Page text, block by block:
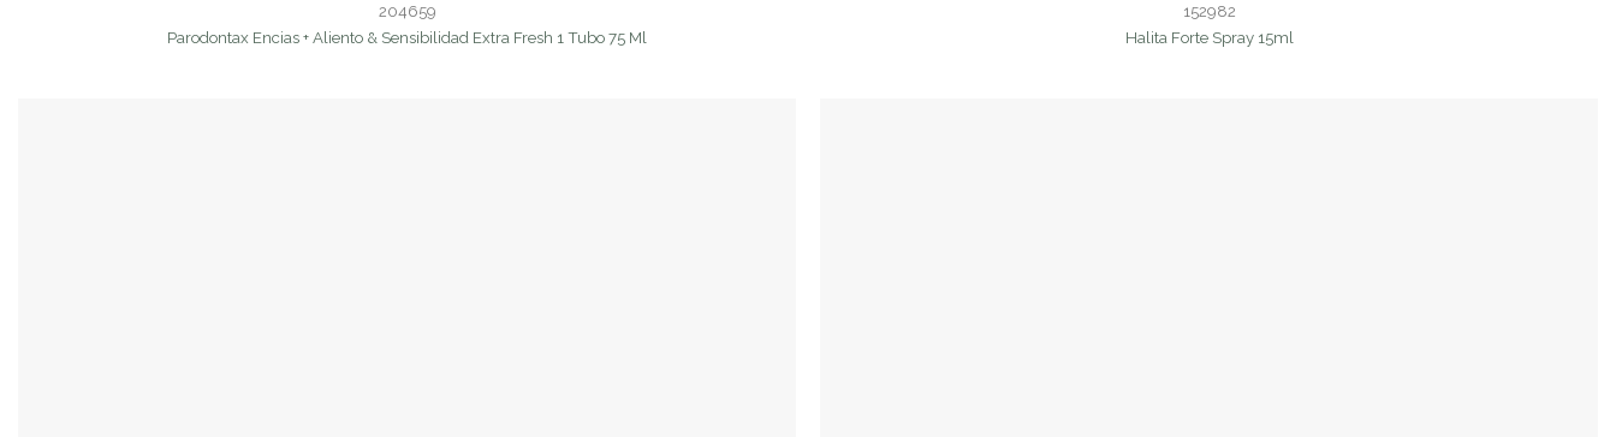
204659
Parodontax Encias + Aliento & Sensibilidad Extra Fresh 1 Tubo 75 Ml
152982
Halita Forte Spray 15ml